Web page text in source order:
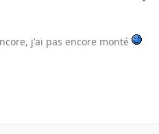
j'ai pas encore monté